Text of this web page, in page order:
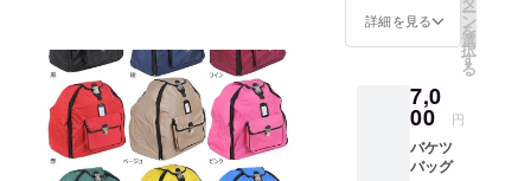
詳細を見る ー
ン
を
選
択
す
る
7,0
00 円
バケツ
バッグ